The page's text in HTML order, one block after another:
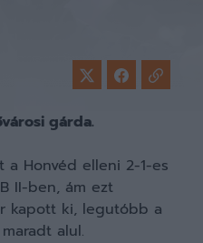
gárda.
a Honvéd elleni 2-1-es
II-ben, ám ezt
kapott ki, legutóbb a
alul.